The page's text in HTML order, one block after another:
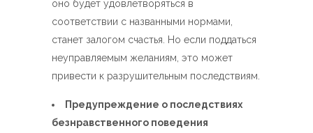
оно будет удовлетворяться в
соответствии с названными нормами,
станет залогом счастья. Но если поддаться
неуправляемым желаниям, это может
привести к разрушительным последствиям.
Предупреждение о последствиях
безнравственного поведения